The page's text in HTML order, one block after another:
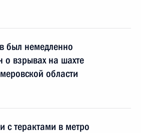
был немедленно
взрывах на шахте
области
с терактами в метро